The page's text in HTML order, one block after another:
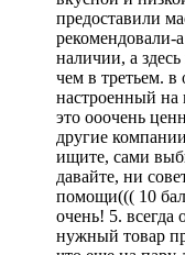
предоставили
рекомендовали-
наличии, а
чем в третьем.
настроенный на
это ооочень
другие
ищите, сами
давайте, ни
помощи((( 10
очень! 5.
нужный товар